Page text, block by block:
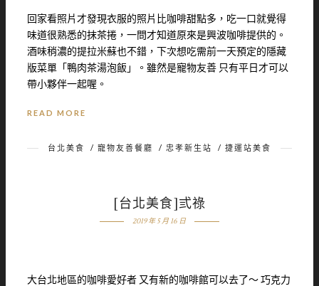
回家看照片才發現衣服的照片比咖啡甜點多，吃一口就覺得
味道很熟悉的抹茶捲，一問才知道原來是興波咖啡提供的。
酒味稍濃的提拉米蘇也不錯，下次想吃需前一天預定的隱藏
版菜單「鴨肉茶湯泡飯」。雖然是寵物友善 只有平日才可以
帶小夥伴一起喔。
READ MORE
台北美食 / 寵物友善餐廳 / 忠孝新生站 / 捷運站美食
[台北美食]弎祿
2019 年 5 月 16 日
大台北地區的咖啡愛好者 又有新的咖啡館可以去了～ 巧克力